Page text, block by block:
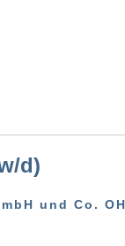
d)
und Co.